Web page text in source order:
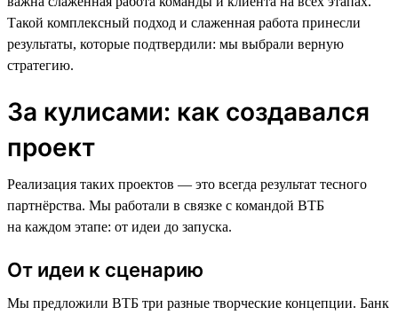
Такой комплексный подход и слаженная работа принесли
результаты, которые подтвердили: мы выбрали верную
стратегию.
За кулисами: как создавался
проект
Реализация таких проектов — это всегда результат тесного
партнёрства. Мы работали в связке с командой ВТБ
на каждом этапе: от идеи до запуска.
От идеи к сценарию
Мы предложили ВТБ три разные творческие концепции. Банк